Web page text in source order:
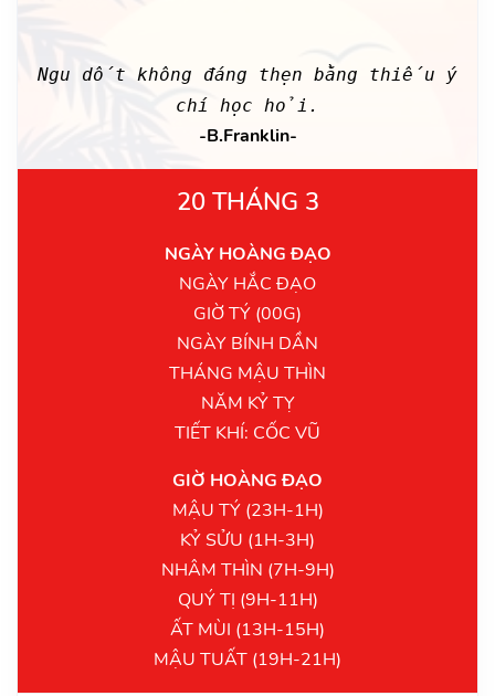
Ngu dốt không đáng thẹn bằng thiếu ý
chí học hỏi.
-B.Franklin-
20 THÁNG 3
NGÀY HOÀNG ĐẠO
NGÀY HẮC ĐẠO
GIỜ TÝ (00G)
NGÀY BÍNH DẦN
THÁNG MẬU THÌN
NĂM KỶ TỴ
TIẾT KHÍ: CỐC VŨ
GIỜ HOÀNG ĐẠO
MẬU TÝ (23H-1H)
KỶ SỬU (1H-3H)
NHÂM THÌN (7H-9H)
QUÝ TỊ (9H-11H)
ẤT MÙI (13H-15H)
MẬU TUẤT (19H-21H)